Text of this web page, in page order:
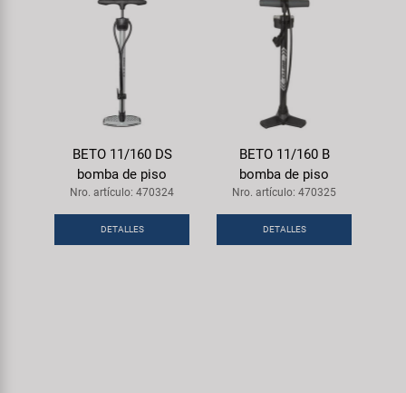
BETO 11/160 DS
bomba de piso
Nro. artículo: 470324
DETALLES
BETO 11/160 B
bomba de piso
Nro. artículo: 470325
DETALLES